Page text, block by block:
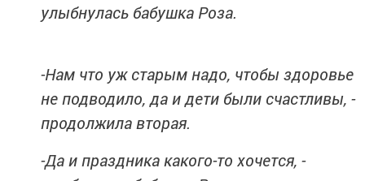
улыбнулась бабушка Роза.
-Нам что уж старым надо, чтобы здоровье
не подводило, да и дети были счастливы, -
продолжила вторая.
-Да и праздника какого-то хочется, -